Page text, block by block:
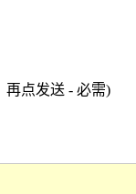
再点发送 - 必需)